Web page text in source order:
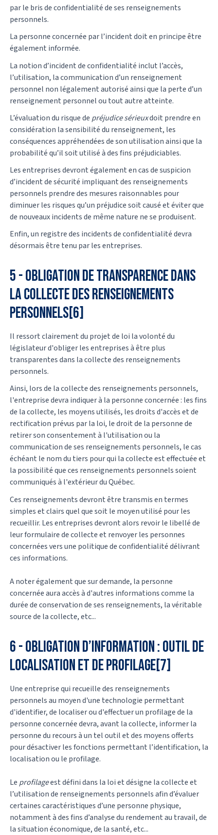
par le bris de confidentialité de ses renseignements
personnels.
La personne concernée par l’incident doit en principe être
également informée.
La notion d’incident de confidentialité inclut l’accès,
l’utilisation, la communication d’un renseignement
personnel non légalement autorisé ainsi que la perte d’un
renseignement personnel ou tout autre atteinte.
L’évaluation du risque de préjudice sérieuxdoit prendre en
considération la sensibilité du renseignement, les
conséquences appréhendées de son utilisation ainsi que la
probabilité qu’il soit utilisé à des fins préjudiciables.
Les entreprises devront également en cas de suspicion
d’incident de sécurité impliquant des renseignements
personnels prendre des mesures raisonnables pour
diminuer les risques qu’un préjudice soit causé et éviter que
de nouveaux incidents de même nature ne se produisent.
Enfin, un registre des incidents de confidentialité devra
désormais être tenu par les entreprises.
5 - Obligation de transparence dans
la collecte des renseignements
personnels[6]
Il ressort clairement du projet de loi la volonté du
législateur d'obliger les entreprises à être plus
transparentes dans la collecte des renseignements
personnels.
Ainsi, lors de la collecte des renseignements personnels,
l'entreprise devra indiquer à la personne concernée : les fins
de la collecte, les moyens utilisés, les droits d'accès et de
rectification prévus par la loi, le droit de la personne de
retirer son consentement à l'utilisation ou la
communication de ses renseignements personnels, le cas
échéant le nom du tiers pour qui la collecte est effectuée et
la possibilité que ces renseignements personnels soient
communiqués à l'extérieur du Québec.
Ces renseignements devront être transmis en termes
simples et clairs quel que soit le moyen utilisé pour les
recueillir. Les entreprises devront alors revoir le libellé de
leur formulaire de collecte et renvoyer les personnes
concernées vers une politique de confidentialité délivrant
ces informations.
A noter également que sur demande, la personne
concernée aura accès à d'autres informations comme la
durée de conservation de ses renseignements, la véritable
source de la collecte, etc...
6 - Obligation d’information : outil de
localisation et de profilage[7]
Une entreprise qui recueille des renseignements
personnels au moyen d'une technologie permettant
d'identifier, de localiser ou d'effectuer un profilage de la
personne concernée devra, avant la collecte, informer la
personne du recours à un tel outil et des moyens offerts
pour désactiver les fonctions permettant l’identification, la
localisation ou le profilage.
Le profilageest défini dans la loi et désigne la collecte et
l’utilisation de renseignements personnels afin d’évaluer
certaines caractéristiques d’une personne physique,
notamment à des fins d’analyse du rendement au travail, de
la situation économique, de la santé, etc...